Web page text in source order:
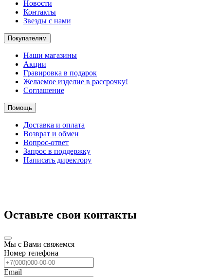
Новости
Контакты
Звезды с нами
Покупателям
Наши магазины
Акции
Гравировка в подарок
Желаемое изделие в рассрочку!
Соглашение
Помощь
Доставка и оплата
Возврат и обмен
Вопрос-ответ
Запрос в поддержку
Написать директору
Оставьте свои контакты
Мы с Вами свяжемся
Номер телефона
Email